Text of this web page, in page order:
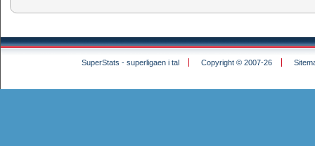
SuperStats - superligaen i tal Copyright © 2007-26